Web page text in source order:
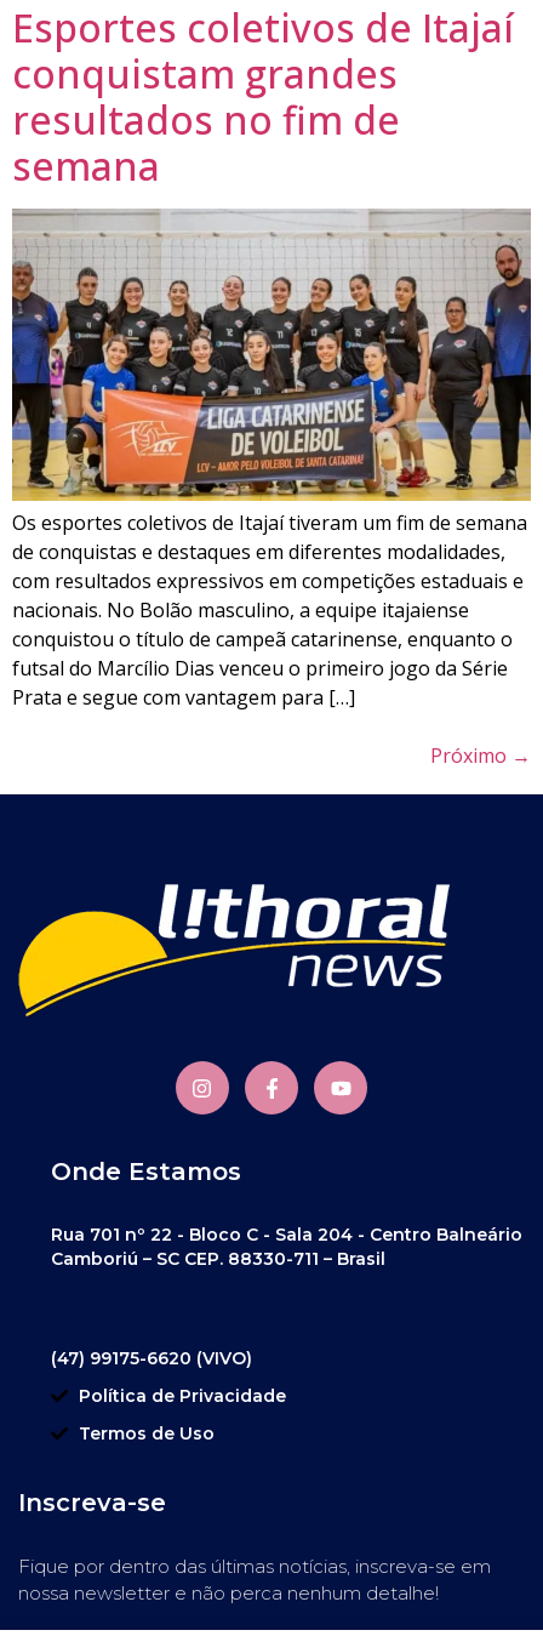
Esportes coletivos de Itajaí
conquistam grandes
resultados no fim de
semana
Os esportes coletivos de Itajaí tiveram um fim de semana
de conquistas e destaques em diferentes modalidades,
com resultados expressivos em competições estaduais e
nacionais. No Bolão masculino, a equipe itajaiense
conquistou o título de campeã catarinense, enquanto o
futsal do Marcílio Dias venceu o primeiro jogo da Série
Prata e segue com vantagem para […]
Próximo →
Onde Estamos
Rua 701 nº 22 - Bloco C - Sala 204 - Centro Balneário
Camboriú – SC CEP. 88330-711 – Brasil
(47) 99175-6620 (VIVO)
Política de Privacidade
Termos de Uso
Inscreva-se
Fique por dentro das últimas notícias, inscreva-se em
nossa newsletter e não perca nenhum detalhe!